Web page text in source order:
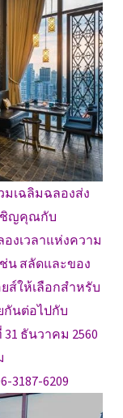
มเฉลิมฉลองส่ง
เชิญคุณกับ
งเวลาแห่งความ
น สลัดและของ
ส์ให้เลือกสำหรับ
กันต่อไปกับ
ธันวาคม 2560
3187-6209